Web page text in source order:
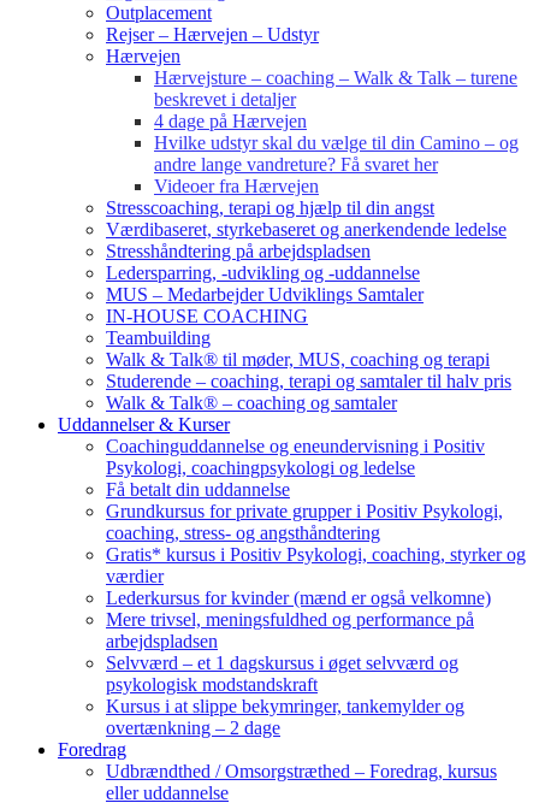
Outplacement
Rejser – Hærvejen – Udstyr
Hærvejen
Hærvejsture – coaching – Walk & Talk – turene
beskrevet i detaljer
4 dage på Hærvejen
Hvilke udstyr skal du vælge til din Camino – og
andre lange vandreture? Få svaret her
Videoer fra Hærvejen
Stresscoaching, terapi og hjælp til din angst
Værdibaseret, styrkebaseret og anerkendende ledelse
Stresshåndtering på arbejdspladsen
Ledersparring, -udvikling og -uddannelse
MUS – Medarbejder Udviklings Samtaler
IN-HOUSE COACHING
Teambuilding
Walk & Talk® til møder, MUS, coaching og terapi
Studerende – coaching, terapi og samtaler til halv pris
Walk & Talk® – coaching og samtaler
Uddannelser & Kurser
Coachinguddannelse og eneundervisning i Positiv
Psykologi, coachingpsykologi og ledelse
Få betalt din uddannelse
Grundkursus for private grupper i Positiv Psykologi,
coaching, stress- og angsthåndtering
Gratis* kursus i Positiv Psykologi, coaching, styrker og
værdier
Lederkursus for kvinder (mænd er også velkomne)
Mere trivsel, meningsfuldhed og performance på
arbejdspladsen
Selvværd – et 1 dagskursus i øget selvværd og
psykologisk modstandskraft
Kursus i at slippe bekymringer, tankemylder og
overtænkning – 2 dage
Foredrag
Udbrændthed / Omsorgstræthed – Foredrag, kursus
eller uddannelse